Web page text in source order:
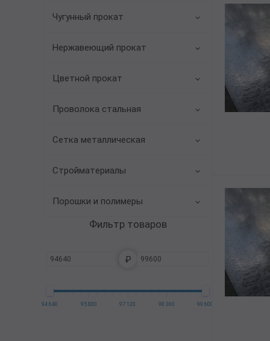
Чугунный прокат
Нержавеющий прокат
Цветной прокат
Проволока стальная
Сетка металлическая
Стройматериалы
Порошки и полимеры
Фильтр товаров
₽
94 640 95 880 97 120 98 360 99 600
Трубы в ВУС изоляции